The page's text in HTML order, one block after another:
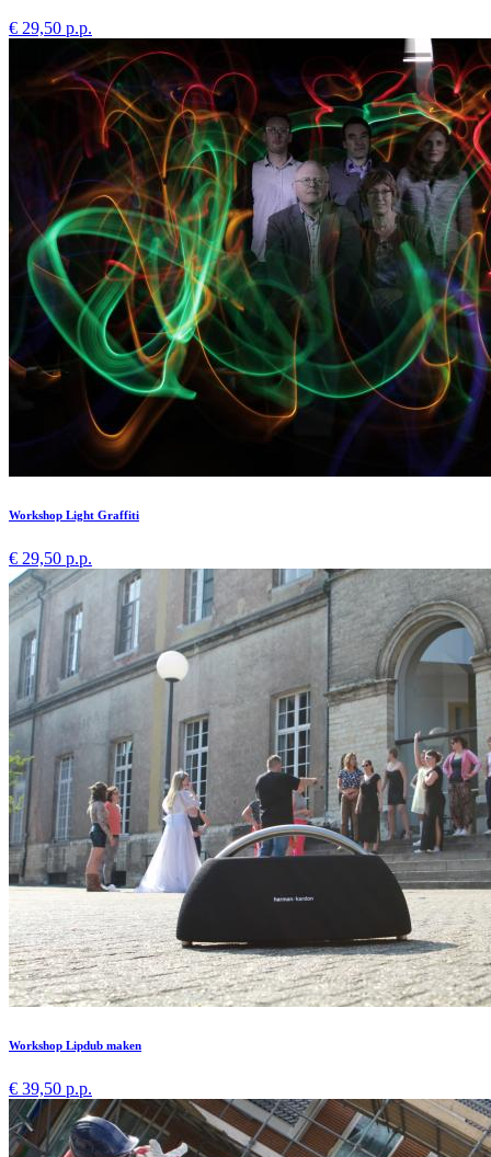
€ 29,50 p.p.
Workshop Light Graffiti
€ 29,50 p.p.
Workshop Lipdub maken
€ 39,50 p.p.